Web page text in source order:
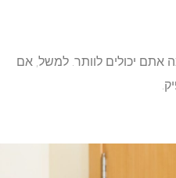
אתם יכולים לוותר. למשל, אם